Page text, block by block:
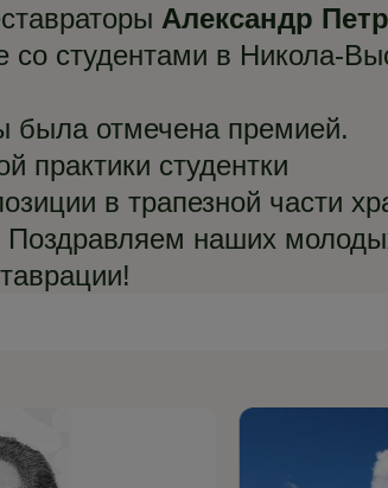
Александр
со студентами в Никола-
была отмечена премией.
практики студентки
в трапезной части
Поздравляем наших